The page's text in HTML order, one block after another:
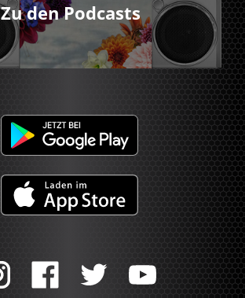
Zu den Podcasts